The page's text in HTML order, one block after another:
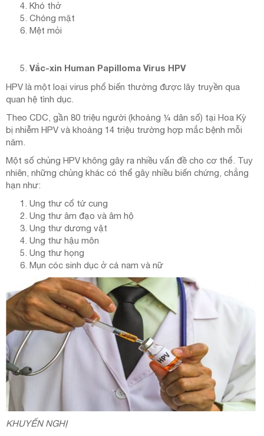
Khó thở
Chóng mặt
Mệt mỏi
Vắc-xin Human Papilloma Virus HPV
HPV là một loại virus phổ biến thường được lây truyền qua
quan hệ tình dục.
Theo CDC, gần 80 triệu người (khoảng ¼ dân số) tại Hoa Kỳ
bị nhiễm HPV và khoảng 14 triệu trường hợp mắc bệnh mỗi
năm.
Một số chủng HPV không gây ra nhiều vấn đề cho cơ thể. Tuy
nhiên, những chủng khác có thể gây nhiều biến chứng, chẳng
hạn như:
Ung thư cổ tử cung
Ung thư âm đạo và âm hộ
Ung thư dương vật
Ung thư hậu môn
Ung thư họng
Mụn cóc sinh dục ở cả nam và nữ
KHUYẾN NGHỊ